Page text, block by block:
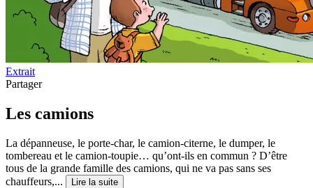
Extrait
Partager
Les camions
La dépanneuse, le porte-char, le camion-citerne, le dumper, le
tombereau et le camion-toupie… qu’ont-ils en commun ? D’être
tous de la grande famille des camions, qui ne va pas sans ses
chauffeurs,...
Lire la suite